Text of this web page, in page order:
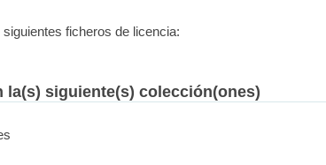
ficheros de licencia:
la(s) siguiente(s) colección(ones)